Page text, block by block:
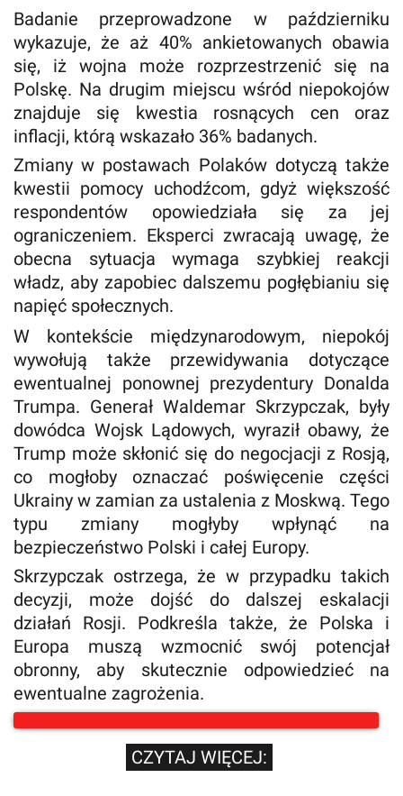
Badanie przeprowadzone w październiku
wykazuje, że aż 40% ankietowanych obawia
się, iż wojna może rozprzestrzenić się na
Polskę. Na drugim miejscu wśród niepokojów
znajduje się kwestia rosnących cen oraz
inflacji, którą wskazało 36% badanych.
Zmiany w postawach Polaków dotyczą także
kwestii pomocy uchodźcom, gdyż większość
respondentów opowiedziała się za jej
ograniczeniem. Eksperci zwracają uwagę, że
obecna sytuacja wymaga szybkiej reakcji
władz, aby zapobiec dalszemu pogłębianiu się
napięć społecznych.
W kontekście międzynarodowym, niepokój
wywołują także przewidywania dotyczące
ewentualnej ponownej prezydentury Donalda
Trumpa. Generał Waldemar Skrzypczak, były
dowódca Wojsk Lądowych, wyraził obawy, że
Trump może skłonić się do negocjacji z Rosją,
co mogłoby oznaczać poświęcenie części
Ukrainy w zamian za ustalenia z Moskwą. Tego
typu zmiany mogłyby wpłynąć na
bezpieczeństwo Polski i całej Europy.
Skrzypczak ostrzega, że w przypadku takich
decyzji, może dojść do dalszej eskalacji
działań Rosji. Podkreśla także, że Polska i
Europa muszą wzmocnić swój potencjał
obronny, aby skutecznie odpowiedzieć na
ewentualne zagrożenia.
CZYTAJ WIĘCEJ: